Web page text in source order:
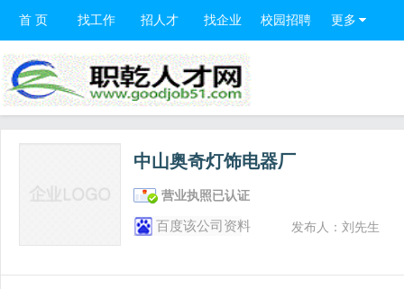
首 页 找工作 招人才 找企业 校园招聘 更多
中山奥奇灯饰电器厂
营业执照已认证
百度该公司资料 发布人：刘先生